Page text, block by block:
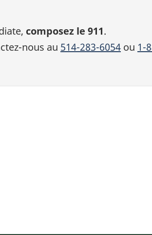
composez le 911.
nous au 514-283-6054 ou 1-